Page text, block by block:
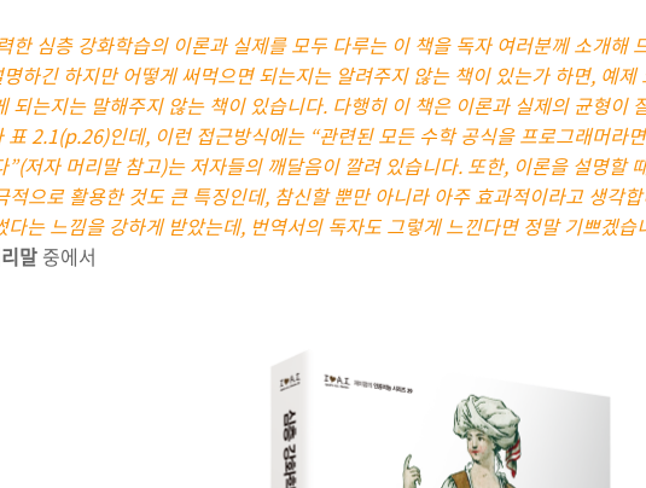
한 심층 강화학습의 이론과 실제를 모두 다루는 이 책을 독자 여러분께 소개해
하긴 하지만 어떻게 써먹으면 되는지는 알려주지 않는 책이 있는가 하면, 예
되는지는 말해주지 않는 책이 있습니다. 다행히 이 책은 이론과 실제의 균형이
표 2.1(p.26)인데, 이런 접근방식에는 “관련된 모든 수학 공식을 프로그래머라
”(저자 머리말 참고)는 저자들의 깨달음이 깔려 있습니다. 또한, 이론을 설명할
적으로 활용한 것도 큰 특징인데, 참신할 뿐만 아니라 아주 효과적이라고 생각
다는 느낌을 강하게 받았는데, 번역서의 독자도 그렇게 느낀다면 정말 기쁘겠습
말 중에서